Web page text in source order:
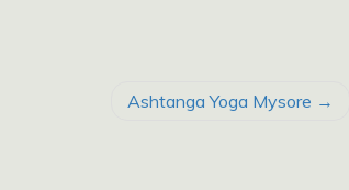
Ashtanga Yoga Mysore